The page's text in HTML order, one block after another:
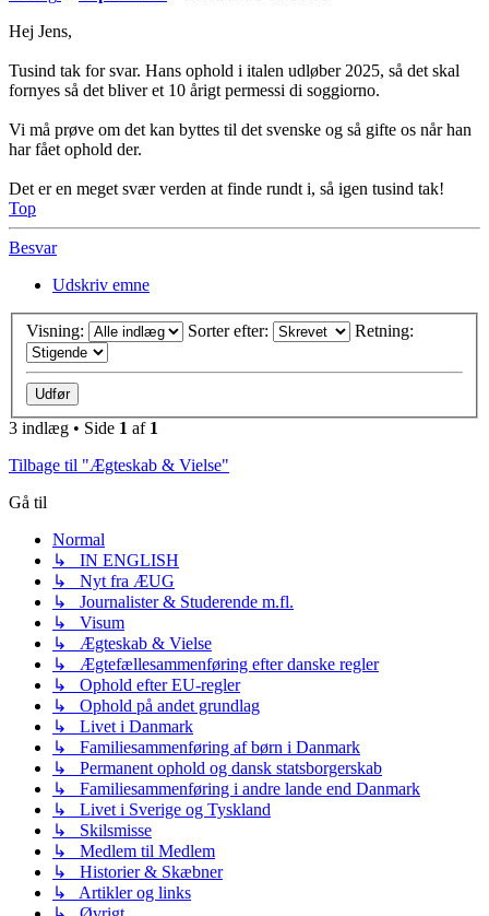
Hej Jens,
Tusind tak for svar. Hans ophold i italen udløber 2025, så det skal
fornyes så det bliver et 10 årigt permessi di soggiorno.
Vi må prøve om det kan byttes til det svenske og så gifte os når han
har fået ophold der.
Det er en meget svær verden at finde rundt i, så igen tusind tak!
Top
Besvar
Udskriv emne
Visning: Sorter efter: Retning:
3 indlæg • Side 1 af 1
Tilbage til "Ægteskab & Vielse"
Gå til
Normal
↳ IN ENGLISH
↳ Nyt fra ÆUG
↳ Journalister & Studerende m.fl.
↳ Visum
↳ Ægteskab & Vielse
↳ Ægtefællesammenføring efter danske regler
↳ Ophold efter EU-regler
↳ Ophold på andet grundlag
↳ Livet i Danmark
↳ Familiesammenføring af børn i Danmark
↳ Permanent ophold og dansk statsborgerskab
↳ Familiesammenføring i andre lande end Danmark
↳ Livet i Sverige og Tyskland
↳ Skilsmisse
↳ Medlem til Medlem
↳ Historier & Skæbner
↳ Artikler og links